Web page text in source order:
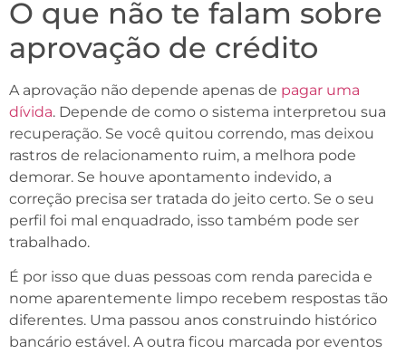
O que não te falam sobre
aprovação de crédito
A aprovação não depende apenas de pagar uma
dívida. Depende de como o sistema interpretou sua
recuperação. Se você quitou correndo, mas deixou
rastros de relacionamento ruim, a melhora pode
demorar. Se houve apontamento indevido, a
correção precisa ser tratada do jeito certo. Se o seu
perfil foi mal enquadrado, isso também pode ser
trabalhado.
É por isso que duas pessoas com renda parecida e
nome aparentemente limpo recebem respostas tão
diferentes. Uma passou anos construindo histórico
bancário estável. A outra ficou marcada por eventos